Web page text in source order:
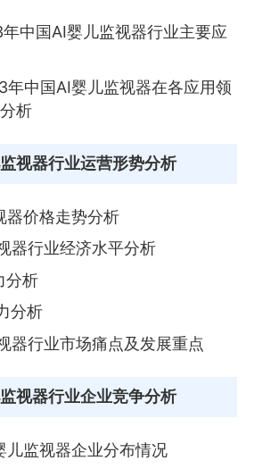
中国AI婴儿监视器行业主要应
中国AI婴儿监视器在各应用领
析
视器行业运营形势分析
器价格走势分析
器行业经济水平分析
分析
分析
器行业市场痛点及发展重点
视器行业企业竞争分析
儿监视器企业分布情况